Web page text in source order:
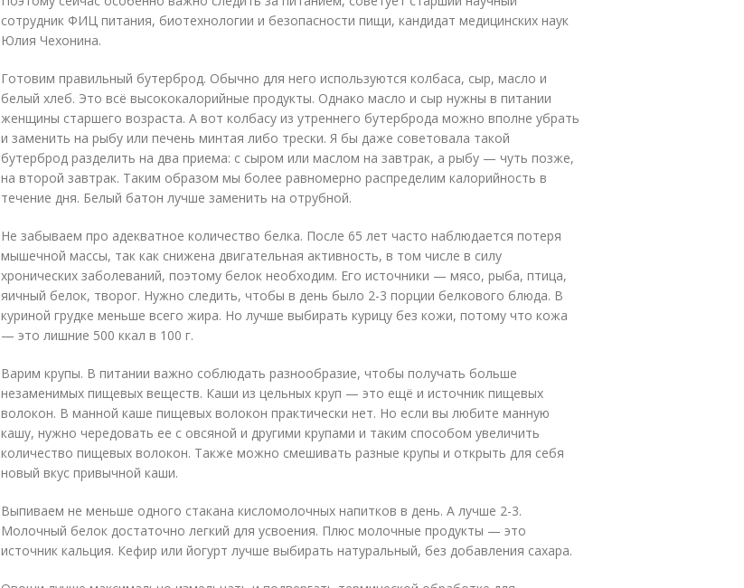
сотрудник ФИЦ питания, биотехнологии и безопасности пищи, кандидат медицинских наук
Юлия Чехонина.
Готовим правильный бутерброд. Обычно для него используются колбаса, сыр, масло и
белый хлеб. Это всё высококалорийные продукты. Однако масло и сыр нужны в питании
женщины старшего возраста. А вот колбасу из утреннего бутерброда можно вполне убрать
и заменить на рыбу или печень минтая либо трески. Я бы даже советовала такой
бутерброд разделить на два приема: с сыром или маслом на завтрак, а рыбу — чуть позже,
на второй завтрак. Таким образом мы более равномерно распределим калорийность в
течение дня. Белый батон лучше заменить на отрубной.
Не забываем про адекватное количество белка. После 65 лет часто наблюдается потеря
мышечной массы, так как снижена двигательная активность, в том числе в силу
хронических заболеваний, поэтому белок необходим. Его источники — мясо, рыба, птица,
яичный белок, творог. Нужно следить, чтобы в день было 2-3 порции белкового блюда. В
куриной грудке меньше всего жира. Но лучше выбирать курицу без кожи, потому что кожа
— это лишние 500 ккал в 100 г.
Варим крупы. В питании важно соблюдать разнообразие, чтобы получать больше
незаменимых пищевых веществ. Каши из цельных круп — это ещё и источник пищевых
волокон. В манной каше пищевых волокон практически нет. Но если вы любите манную
кашу, нужно чередовать ее с овсяной и другими крупами и таким способом увеличить
количество пищевых волокон. Также можно смешивать разные крупы и открыть для себя
новый вкус привычной каши.
Выпиваем не меньше одного стакана кисломолочных напитков в день. А лучше 2-3.
Молочный белок достаточно легкий для усвоения. Плюс молочные продукты — это
источник кальция. Кефир или йогурт лучше выбирать натуральный, без добавления сахара.